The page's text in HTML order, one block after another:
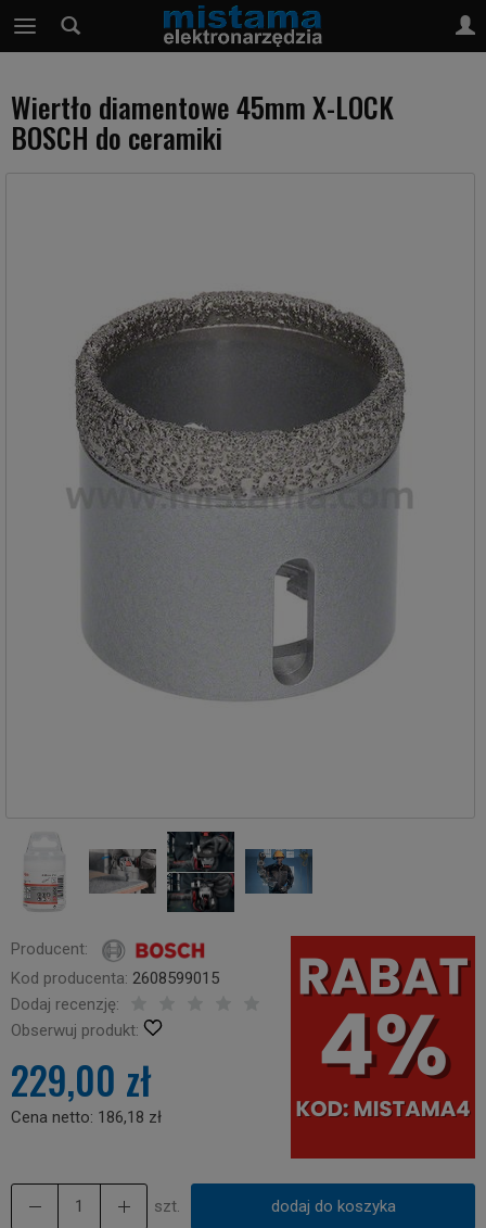
Wiertło diamentowe 45mm X-LOCK
BOSCH do ceramiki
Producent:
Kod producenta: 2608599015
Dodaj recenzję:
Obserwuj produkt:
229,00 zł
Cena netto: 186,18 zł
szt. dodaj do koszyka